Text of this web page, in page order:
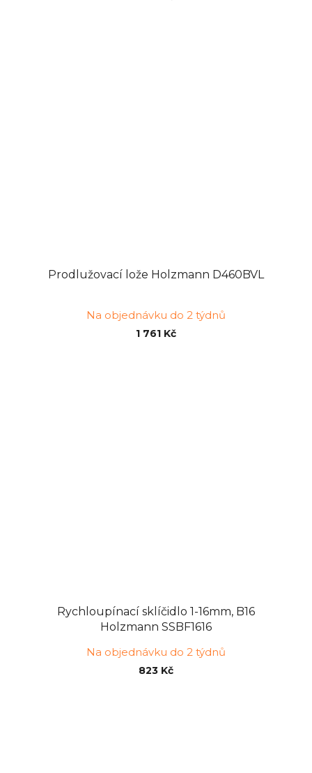
Prodlužovací lože Holzmann D460BVL
Na objednávku do 2 týdnů
1 761 Kč
Rychloupínací sklíčidlo 1-16mm, B16
Holzmann SSBF1616
Na objednávku do 2 týdnů
823 Kč